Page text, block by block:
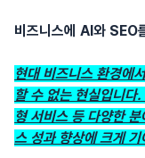
비즈니스에 AI와 SEO
현대 비즈니스 환경에
할 수 없는 현실입니다
형 서비스 등 다양한
스 성과 향상에 크게